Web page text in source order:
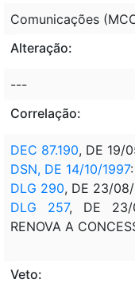
Comunicações
Alteração:
---
Correlação:
DEC 87.190, DE 19/
DSN, DE 14/10/1997
DLG 290, DE 23/08/
DLG 257, DE 23/
RENOVA A
Veto: